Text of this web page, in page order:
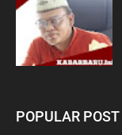
POPULAR POST